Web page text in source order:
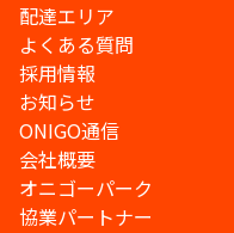
配達エリア
よくある質問
採用情報
お知らせ
ONIGO通信
会社概要
オニゴーパーク
協業パートナー